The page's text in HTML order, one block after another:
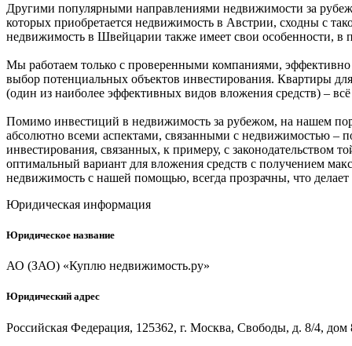
Другими популярными направлениями недвижимости за
которых приобретается недвижимость в Австрии, сходны с
недвижимость в Швейцарии также имеет свои особенности, в
Мы работаем только с проверенными компаниями,
выбор потенциальных объектов инвестирования. Квартиры
(один из наиболее эффективных видов вложения средств) –
Помимо инвестиций в недвижимость за рубежом, на нашем
абсолютно всеми аспектами, связанными с недвижимостью –
инвестирования, связанных, к примеру, с
оптимальный вариант для вложения средств с получением
недвижимость с нашей помощью, всегда прозрачны, что
Юридическая информация
Юридическое название
АО (ЗАО) «Куплю недвижимость.ру»
Юридический адрес
Российская Федерация, 125362, г. Москва, Свободы, д. 8/4, дом